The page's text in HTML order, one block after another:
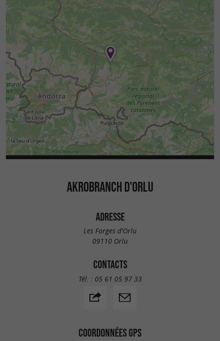
AKROBRANCH D'ORLU
ADRESSE
Les Forges d'Orlu
09110 Orlu
CONTACTS
Tél. : 05 61 05 97 33
COORDONNÉES GPS